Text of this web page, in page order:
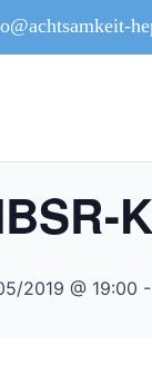
2019 @ 19:00 -